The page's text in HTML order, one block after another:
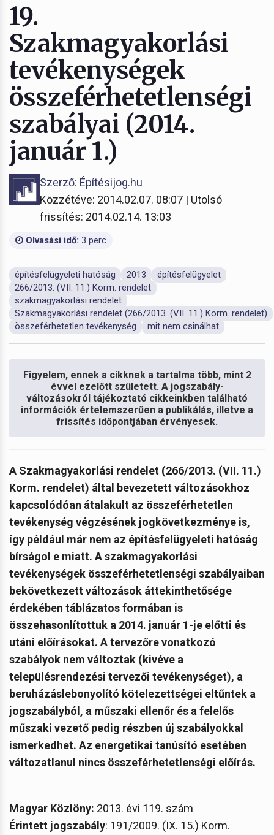
19.
Szakmagyakorlási
tevékenységek
összeférhetetlenségi
szabályai (2014.
január 1.)
Szerző: Építésijog.hu
Közzétéve: 2014.02.07. 08:07 | Utolsó
frissítés: 2014.02.14. 13:03
Olvasási idő: 3 perc
építésfelügyeleti hatóság 2013
építésfelügyelet
266/2013. (VII. 11.) Korm. rendelet
szakmagyakorlási rendelet
Szakmagyakorlási rendelet (266/2013. (VII. 11.) Korm. rendelet)
összeférhetetlen tevékenység
mit nem csinálhat
Figyelem, ennek a cikknek a tartalma több, mint 2
évvel ezelőtt született. A jogszabály-
változásokról tájékoztató cikkeinkben található
információk értelemszerűen a publikálás, illetve a
frissítés időpontjában érvényesek.
A Szakmagyakorlási rendelet (266/2013. (VII. 11.)
Korm. rendelet) által bevezetett változásokhoz
kapcsolódóan átalakult az összeférhetetlen
tevékenység végzésének jogkövetkezménye is,
így például már nem az építésfelügyeleti hatóság
bírságol e miatt. A szakmagyakorlási
tevékenységek összeférhetetlenségi szabályaiban
bekövetkezett változások áttekinthetősége
érdekében táblázatos formában is
összehasonlítottuk a 2014. január 1-je előtti és
utáni előírásokat. A tervezőre vonatkozó
szabályok nem változtak (kivéve a
településrendezési tervezői tevékenységet), a
beruházáslebonyolító kötelezettségei eltűntek a
jogszabályból, a műszaki ellenőr és a felelős
műszaki vezető pedig részben új szabályokkal
ismerkedhet. Az energetikai tanúsító esetében
változatlanul nincs összeférhetetlenségi előírás.
Magyar Közlöny: 2013. évi 119. szám
Érintett jogszabály: 191/2009. (IX. 15.) Korm.